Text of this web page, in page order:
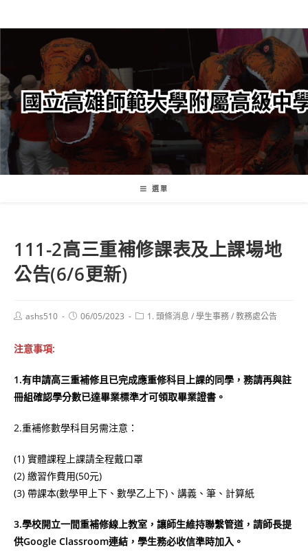
轉
要
內
容
選單
111-2高三重補修課表及上課場地
公告(6/6更新)
Postashs510
Post06/05/2023
Post1. 頭條消息 /學生事務/教務處公告
注意事項:
1.有申請高三重補修且已完成應重修科目上課的同學，務請再與註
冊組確認學分數已達畢業標準才可領取畢業證書。
2.重補修數學科目另需注意：
(1) 實體課程上課請全程戴口罩
(2) 繳習作費用(50元)
(3) 帶課本(數學甲上下、數學乙上下)、講義、筆、計算紙
3.學校開立一間重補修線上教室 ， 讓師生維持聯繫管道 ， 請師長提
供Google Classroom連結 ， 學生務必收信準時加入 。